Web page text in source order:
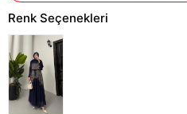
Renk Seçenekleri